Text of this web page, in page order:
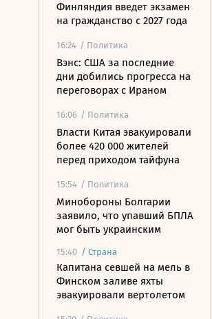
Финляндия введет экзамен
на гражданство с 2027 года
16:24 / Политика
Вэнс: США за последние
дни добились прогресса на
переговорах с Ираном
16:06 / Политика
Власти Китая эвакуировали
более 420 000 жителей
перед приходом тайфуна
15:54 / Политика
Минобороны Болгарии
заявило, что упавший БПЛА
мог быть украинским
15:40 / Страна
Капитана севшей на мель в
Финском заливе яхты
эвакуировали вертолетом